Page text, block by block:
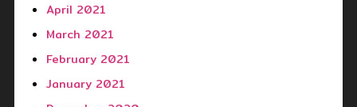
April 2021
March 2021
February 2021
January 2021